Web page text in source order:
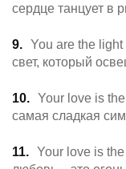
сердце танцует в
You are the
свет, который
Your love is
самая сладкая
Your love is